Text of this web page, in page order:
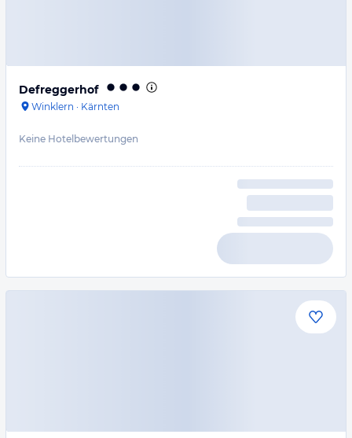
Defreggerhof
Winklern · Kärnten
Keine Hotelbewertungen